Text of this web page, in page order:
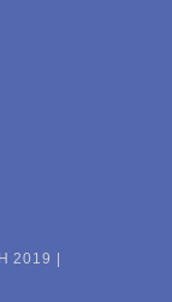
2019 |